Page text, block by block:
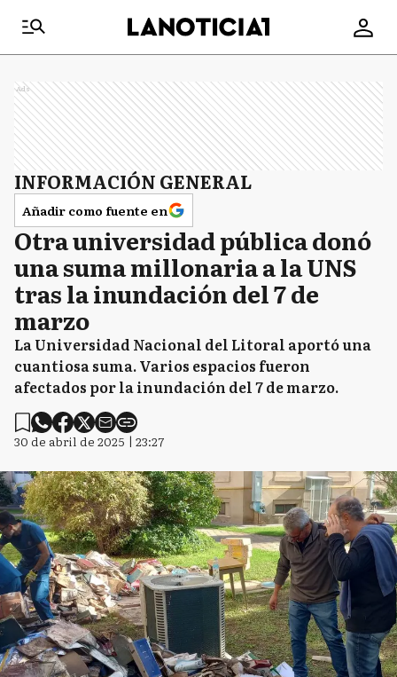
Ads
INFORMACIÓN GENERAL
Añadir como fuente en
Otra universidad pública donó
una suma millonaria a la UNS
tras la inundación del 7 de
marzo
La Universidad Nacional del Litoral aportó una
cuantiosa suma. Varios espacios fueron
afectados por la inundación del 7 de marzo.
30 de abril de 2025 | 23:27